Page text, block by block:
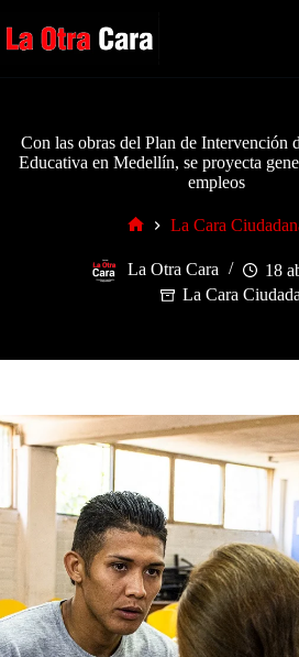
al
contenido
Con las obras del Plan de Intervención
Educativa en Medellín, se proyecta
empleos
La Cara
La Otra Cara
18
La Cara